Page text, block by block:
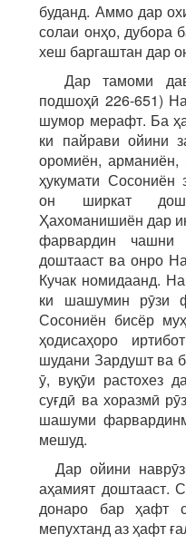
буданд. Аммо дар
солаи онҳо, дубора
хеш баргаштан дар
Дар тамоми
подшоҳӣ 226-651)
шумор мерафт. Ба
ки пайрави ойини
оромиён, арманиён,
ҳукумати Сосониён
он ширкат
Ҳахоманишиён дар
фарвардин чашни
доштааст ва онро
Кучак номидаанд.
ки шашумин рӯзи
Сосониён бисёр
ҳодисаҳоро
шудани Зардушт ва
ӯ, вуқӯи растохез
суғдӣ ва хоразмӣ
шашуми
мешуд.
Дар ойини
аҳамият доштааст.
донаро бар ҳафт
мепухтанд аз ҳафт